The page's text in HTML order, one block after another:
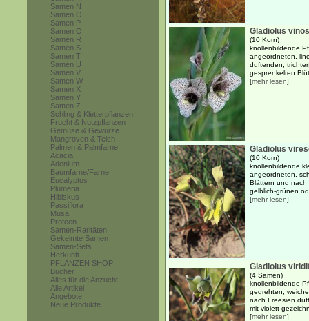
Samen N
Samen O
Samen P
Samen Q
Samen R
Samen S
Samen T
Samen U
Samen V
Samen W
Samen X
Samen Y
Samen Z
Schling & Kletterpflanzen
Frucht & Nutzpflanzen
Gemüse & Gewürze
Mangroven & Teich
Palmen & Palmfarne
Acacia
Adenium
Baumfarne/Farne
Eucalyptus
Plumeria
Hibiskus
Passiflora
Musa
Proteen
Samen-Raritäten
Gekeimte Samen
Samen-Sets
Herkunft
PFLANZEN SHOP
Bücher
Alles für die Anzucht
Alle Artikel
Angebote
Neue Produkte
Gladiolus
(10 Korn)
knollenbildende
angeordneten,
duftenden,
gesprenkelten
[mehr lesen]
Gladiolus
(10 Korn)
knollenbildende
angeordneten,
Blättern und nach
gelblich-grünen
[mehr lesen]
Gladiolus
(4 Samen)
knollenbildende
gedrehten,
nach Freesien
mit violett
[mehr lesen]